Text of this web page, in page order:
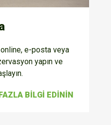
online, e-posta veya
yapın ve
BILGI EDININ